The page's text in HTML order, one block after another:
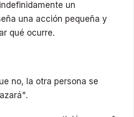
un
una acción pequeña y
qué ocurre.
no, la otra persona se